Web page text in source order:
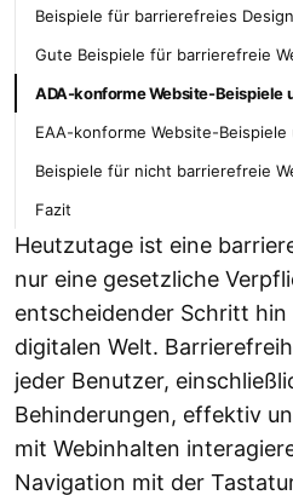
Heutzutage ist eine
nur eine gesetzliche
entscheidender Schritt
digitalen Welt.
jeder Benutzer,
Behinderungen, effektiv
mit Webinhalten
Navigation mit der
Beispiele für barrierefreies
Gute Beispiele für barrierefreie
ADA-konforme Website-Beispiele
EAA-konforme Website-
Beispiele für nicht barrierefreie
Fazit